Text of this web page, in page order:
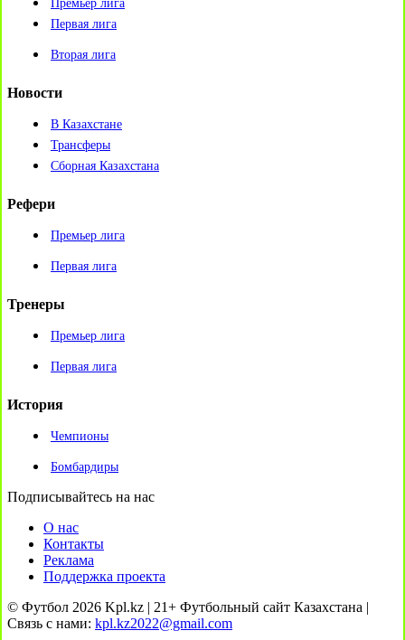
Премьер лига
Первая лига
Вторая лига
Новости
В Казахстане
Трансферы
Сборная Казахстана
Рефери
Премьер лига
Первая лига
Тренеры
Премьер лига
Первая лига
История
Чемпионы
Бомбардиры
Подписывайтесь на нас
О нас
Контакты
Реклама
Поддержка проекта
© Футбол 2026 Kpl.kz | 21+ Футбольный сайт Казахстана |
Связь с нами: kpl.kz2022@gmail.com